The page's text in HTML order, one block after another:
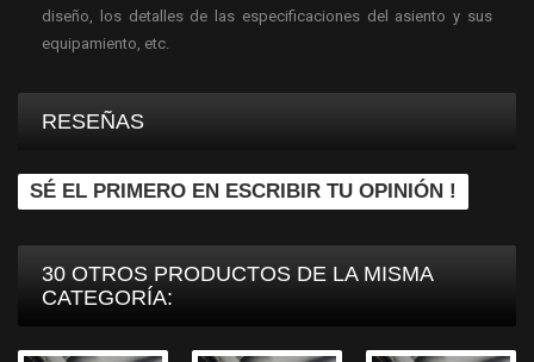
diseño, los detalles de las especificaciones del asiento y sus
equipamiento, etc.
RESEÑAS
SÉ EL PRIMERO EN ESCRIBIR TU OPINIÓN !
30 OTROS PRODUCTOS DE LA MISMA
CATEGORÍA: